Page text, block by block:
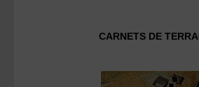
CARNETS DE